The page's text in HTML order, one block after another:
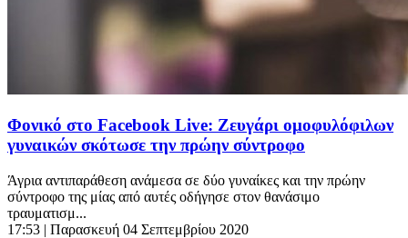
Φονικό στο Facebook Live: Ζευγάρι ομοφυλόφιλων
γυναικών σκότωσε την πρώην σύντροφο
Άγρια αντιπαράθεση ανάμεσα σε δύο γυναίκες και την πρώην
σύντροφο της μίας από αυτές οδήγησε στον θανάσιμο
τραυματισμ...
17:53 | Παρασκευή 04 Σεπτεμβρίου 2020